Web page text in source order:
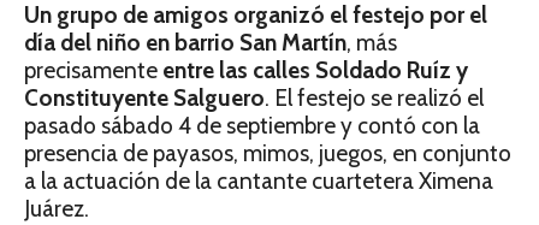
Un grupo de amigos organizó el festejo por el
día del niño en barrio San Martín, más
precisamente entre las calles Soldado Ruíz y
Constituyente Salguero. El festejo se realizó el
pasado sábado 4 de septiembre y contó con la
presencia de payasos, mimos, juegos, en conjunto
a la actuación de la cantante cuartetera Ximena
Juárez.